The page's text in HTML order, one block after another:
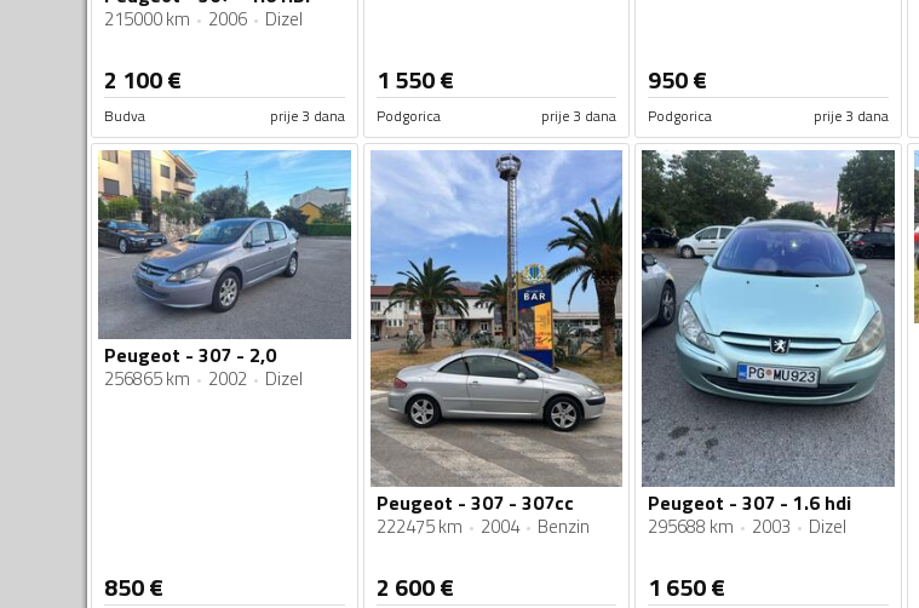
215000 km 2006 Dizel
2 100€
Budva prije 3 dana
1 550€
Podgorica prije 3 dana
950€
Podgorica prije 3 dana
Peugeot - 307 - 2,0
256865 km 2002 Dizel
850€
Peugeot - 307 - 307cc
222475 km 2004 Benzin
2 600€
Peugeot - 307 - 1.6 hdi
295688 km 2003 Dizel
1 650€